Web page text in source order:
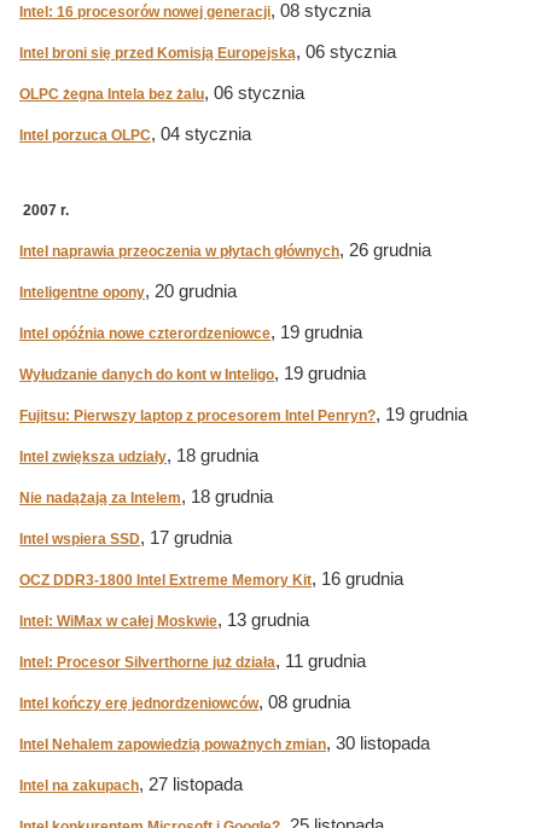
Intel: 16 procesorów nowej generacji, 08 stycznia
Intel broni się przed Komisją Europejską, 06 stycznia
OLPC żegna Intela bez żalu, 06 stycznia
Intel porzuca OLPC, 04 stycznia
2007 r.
Intel naprawia przeoczenia w płytach głównych, 26 grudnia
Inteligentne opony, 20 grudnia
Intel opóźnia nowe czterordzeniowce, 19 grudnia
Wyłudzanie danych do kont w Inteligo, 19 grudnia
Fujitsu: Pierwszy laptop z procesorem Intel Penryn?, 19 grudnia
Intel zwiększa udziały, 18 grudnia
Nie nadążają za Intelem, 18 grudnia
Intel wspiera SSD, 17 grudnia
OCZ DDR3-1800 Intel Extreme Memory Kit, 16 grudnia
Intel: WiMax w całej Moskwie, 13 grudnia
Intel: Procesor Silverthorne już działa, 11 grudnia
Intel kończy erę jednordzeniowców, 08 grudnia
Intel Nehalem zapowiedzią poważnych zmian, 30 listopada
Intel na zakupach, 27 listopada